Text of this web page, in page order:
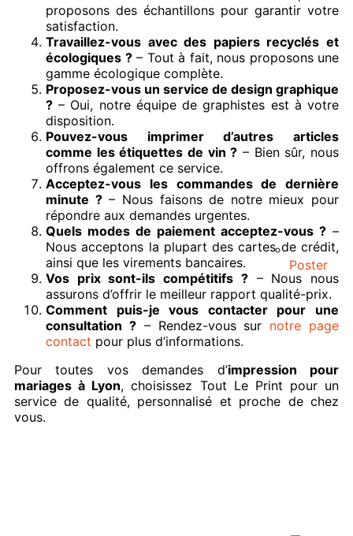
Poster
proposons des échantillons pour garantir votre
satisfaction.
Travaillez-vous avec des papiers recyclés et
écologiques ?– Tout à fait, nous proposons une
gamme écologique complète.
Proposez-vous un service de design graphique
? – Oui, notre équipe de graphistes est à votre
disposition.
Pouvez-vous imprimer d’autres articles
comme les étiquettes de vin ? – Bien sûr, nous
offrons également ce service.
Acceptez-vous les commandes de dernière
minute ?– Nous faisons de notre mieux pour
répondre aux demandes urgentes.
Quels modes de paiement acceptez-vous ? –
Nous acceptons la plupart des cartes de crédit,
ainsi que les virements bancaires.
Vos prix sont-ils compétitifs ?– Nous nous
assurons d’offrir le meilleur rapport qualité-prix.
Comment puis-je vous contacter pour une
consultation ?– Rendez-vous sur notre page
contact pour plus d’informations.
Pour toutes vos demandes d’impression pour
mariages à Lyon, choisissez Tout Le Print pour un
service de qualité, personnalisé et proche de chez
vous.